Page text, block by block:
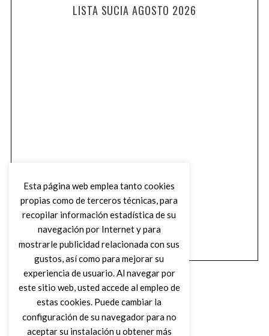
LISTA SUCIA AGOSTO 2026
Esta página web emplea tanto cookies
propias como de terceros técnicas, para
recopilar información estadística de su
navegación por Internet y para
mostrarle publicidad relacionada con sus
gustos, así como para mejorar su
experiencia de usuario. Al navegar por
este sitio web, usted accede al empleo de
estas cookies. Puede cambiar la
configuración de su navegador para no
aceptar su instalación u obtener más